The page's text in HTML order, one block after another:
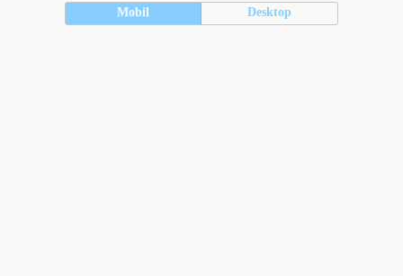
Mobil Desktop